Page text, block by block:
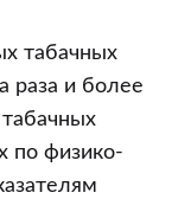
табачных
раза и более
по физико-